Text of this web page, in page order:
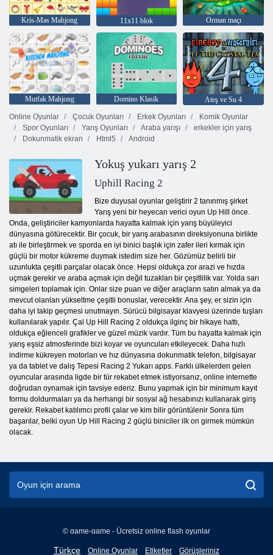
Kris-Mas Mahjong 11x11 blok Orman maçı
Mutfak Mahjong Domino Klasik
Ateş ve Su 4
Online Oyunlar
Çocuk Oyunları Erkek Oyunları
Komik Oyunlar
Spor Oyunları
Yarış Oyunları Araba yarışı
erkekler için yarış
Dokunmatik ekran
Html5 Android
Yokuş yukarı yarış 2
Uphill Racing 2
Bize duyusal oyunlar geliştirir 2 tanınmış şirket
Yarış yeni bir heyecan verici oyun Up Hill önce.
Onda, geliştiriciler kamyonlarda hayatta kalmak için yarış büyüleyici
dünyasına götürecektir. Bir çocuk, bir yarış arabasının direksiyonuna birlikte
atı ile birleştirmek ve sporda en iyi binici başlık için zafer ileri kırmak için
güçlü bir motor kükreme duymak istedim size her. Gözümüz belirli bir
uzunlukta çeşitli parçalar olacak önce. Hepsi oldukça zor arazi ve hızda
uçmak gerekir ve araba açmak için değil tuzakları bir çeşitlilik var. Yolda sarı
simgeleri toplamak için. Onlar size puan ve diğer araçların satın almak ya da
mevcut olanları yükseltme çeşitli bonuslar, verecektir. Ana şey, er sizin için
daha iyi takip geçmesi unutmayın. Sürücü bilgisayar klavyesi üzerinde tuşları
kullanılarak yapılır. Çal Up Hill Racing 2 oldukça ilginç bir hikaye hattı,
oldukça eğlenceli grafikler ve güzel müzik vardır. Tüm bu hayatta kalmak için
yarış eşsiz atmosferinde bizi koyar ve oyuncuları etkileyecek. Daha hızlı
indirme kükreyen motorları ve hız dünyasına dokunmatik telefon, bilgisayar
ya da tablet ve dalış Tepesi Racing 2 Yukarı apps. Farklı ülkelerden gelen
oyuncular arasında ligde bir tür rekabet etmek istiyorsanız, online internette
doğrudan oynamak için tavsiye ederiz. Bunu yapmak için bir minimum kayıt
formu doldurmaları ya da herhangi bir sosyal ağ hesabınızı kullanarak giriş
gerekir. Rekabet katılımcı profil çalar ve kim bilir görüntülenir Sonra tüm
başarılar, belki oyun Up Hill Racing 2 güçlü biniciler ilk on girmek mümkün
olacak.
© game-game - Ücretsiz online flash oyunlar
Türkçe
English
Online Oyunlar Etiketler Görüşleriniz